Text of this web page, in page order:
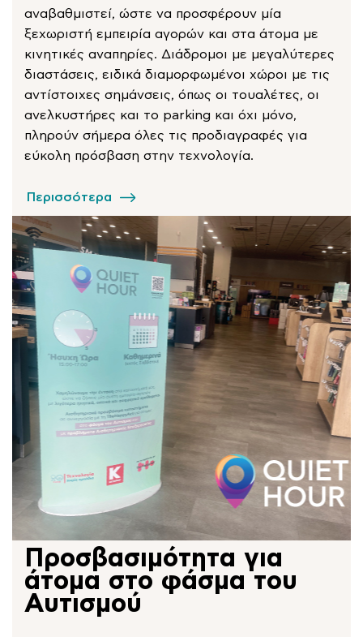
αναβαθμιστεί, ώστε να προσφέρουν μία
ξεχωριστή εμπειρία αγορών και στα άτομα με
κινητικές αναπηρίες. Διάδρομοι με μεγαλύτερες
διαστάσεις, ειδικά διαμορφωμένοι χώροι με τις
αντίστοιχες σημάνσεις, όπως οι τουαλέτες, οι
ανελκυστήρες και το parking και όχι μόνο,
πληρούν σήμερα όλες τις προδιαγραφές για
εύκολη πρόσβαση στην τεχνολογία.
Περισσότερα
Προσβασιμότητα για
άτομα στο φάσμα του
Αυτισμού